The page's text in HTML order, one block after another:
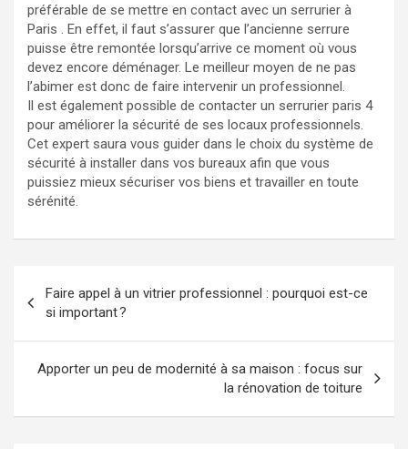
préférable de se mettre en contact avec un serrurier à
Paris . En effet, il faut s’assurer que l’ancienne serrure
puisse être remontée lorsqu’arrive ce moment où vous
devez encore déménager. Le meilleur moyen de ne pas
l’abimer est donc de faire intervenir un professionnel.
Il est également possible de contacter un serrurier paris 4
pour améliorer la sécurité de ses locaux professionnels.
Cet expert saura vous guider dans le choix du système de
sécurité à installer dans vos bureaux afin que vous
puissiez mieux sécuriser vos biens et travailler en toute
sérénité.
de
l’article
Faire appel à un vitrier professionnel : pourquoi est-ce
si important ?
Apporter un peu de modernité à sa maison : focus sur
la rénovation de toiture